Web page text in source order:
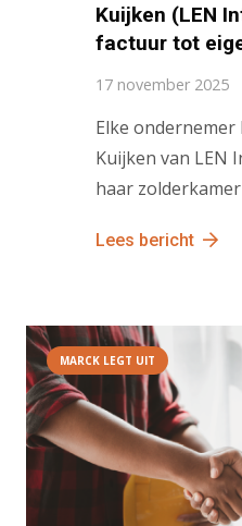
Kuijken (LEN
factuur tot
17 november 2025
Elke
Kuijken van LEN
haar
Lees bericht
MARCK LEGT UIT